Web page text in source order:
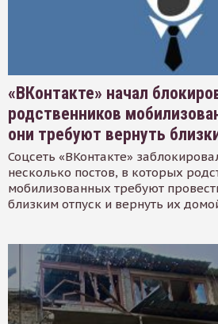
«ВКонтакте» начал
родственников
они требуют вернуть
Соцсеть «ВКонтакте»
несколько постов, в которых
мобилизованных требуют
близким отпуск и вернуть их